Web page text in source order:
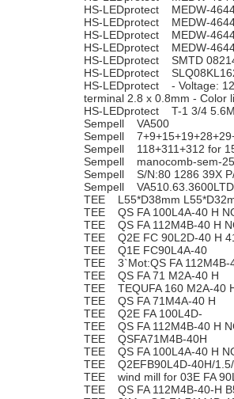
HS-LEDprotect MEDW-
HS-LEDprotect MEDW-
HS-LEDprotect MEDW-
HS-LEDprotect MEDW-
HS-LEDprotect SMTD
HS-LEDprotect
HS-LEDprotect - Voltage:
terminal 2.8 x 0.8mm - Color
HS-LEDprotect T-1 3/4
Sempell VA500
Sempell
Sempell 118+311+312 for
Sempell manocomb-sem-
Sempell S/N:80 1286 39X
Sempell
TEE L55*D38mm
TEE QS FA 100L4A-40 H
TEE QS FA 112M4B-40 H
TEE Q2E FC 90L2D-40 H
TEE Q1E FC90L4A-40
TEE 3`Mot:QS FA 112M4B-
TEE QS FA 71 M2A-40 H
TEE TEQUFA 160 M2A-40
TEE QS FA 71M4A-40 H
TEE Q2E FA 100L4D-
TEE QS FA 112M4B-40 H
TEE QSFA71M4B-40H
TEE QS FA 100L4A-40 H
TEE Q2EFB90L4D-40H/
TEE wind mill for 03E FA
TEE QS FA 112M4B-40-H